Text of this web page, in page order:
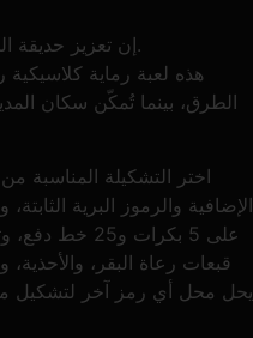
إن تعزيز حديقة الحيوان الخاصة بك ليس مجرد ترويج جانبي؛ بل هو جزء لا يتجزأ من زيادة مملكتهم المتدافعة.
هذه لعبة رماية
الطرق، بينما تُمكّن سكان
اختر التشكيلة المناسبة
على 5 بكرات و25 خط دفع، وتوفر أيضًا
قبعات رعاة البقر، والأحذية،
يحل محل أي رمز آخر لتشكيل